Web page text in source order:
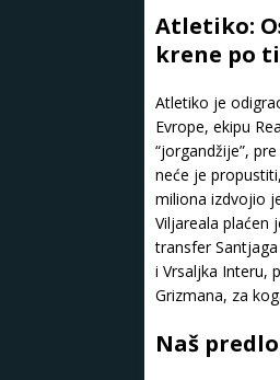
Atletiko:
krene po
Atletiko je
Evrope, ekipu
“jorgandžije”,
neće je
miliona izdvojio
Viljareala plaćen
transfer
i Vrsaljka Interu,
Grizmana, za
Naš